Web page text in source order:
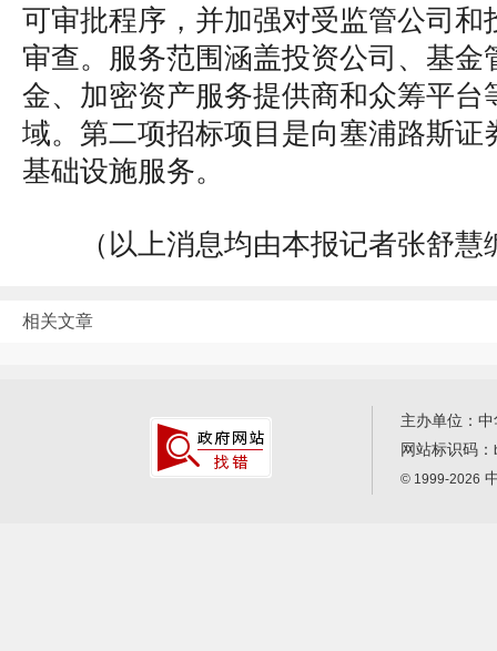
可审批程序，并加强对受监管公司和
审查。服务范围涵盖投资公司、基金
金、加密资产服务提供商和众筹平台
域。第二项招标项目是向塞浦路斯证
基础设施服务。
（以上消息均由本报记者张舒慧
相关文章
主办单位：
网站标识码：
© 1999-2026